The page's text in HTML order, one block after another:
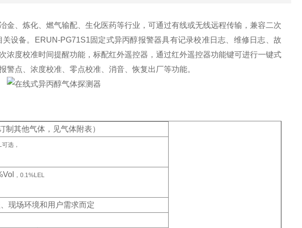
金、炼化、燃气输配、生化医药等行业，可通过有线或无线远程传输，兼容二次
设备。ERUN-PG71S1固定式异丙醇报警器具有记录校准日志、维修日志、故
浓度校准时间提醒功能，标配红外遥控器，通过红外遥控器功能键可进行一键式
点、浓度校准、零点校准、消音、恢复出厂等功能。
制其他气体，见气体附表）
选，
，0.1%LEL
现场环境和用户需求而定